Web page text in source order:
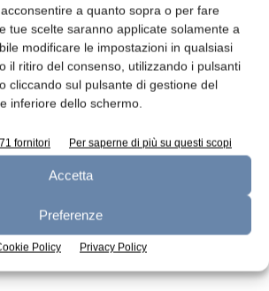
a quanto sopra o per fare
tue scelte saranno applicate solamente a
modificare le impostazioni in qualsiasi
il ritiro del consenso, utilizzando i pulsanti
cliccando sul pulsante di gestione del
inferiore dello schermo.
fornitori Per saperne di più su questi scopi
Accetta
Preferenze
Policy Privacy Policy
n.6 - Giugno 2026 n.5 - Maggio 2026